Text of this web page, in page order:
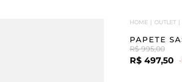
HOME OUTLET
PAPETE
R$ 995,00
R$ 497,50